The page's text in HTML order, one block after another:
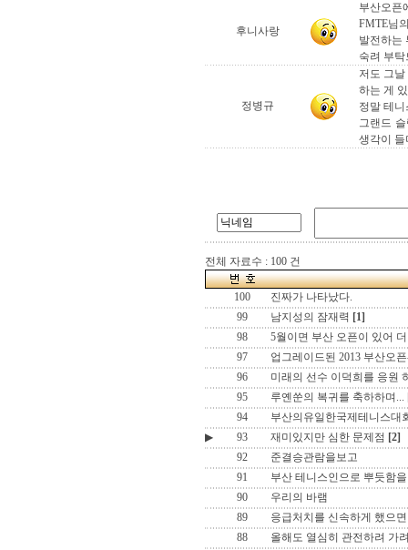
후니사랑
부산오픈
FMTE님
발전하는
숙려 부
정병규
저도 그
하는 게
정말 테
그랜드
생각이 들
전체 자료수 : 100 건
100
진짜가 나타났다.
99
남지성의 잠재력 [1]
98
5월이면 부산 오픈이 있어
97
업그레이드된 2013 부산오
96
미래의 선수 이덕희를 응원
95
루옌쑨의 복귀를 축하하며...
94
부산의유일한국제테니스대
▶
93 재미있지만 심한 문제점 [2]
92
준결승관람을보고
91
부산 테니스인으로 뿌듯함
90
우리의 바램
89
응급처치를 신속하게 했으
88
올해도 열심히 관전하려 가